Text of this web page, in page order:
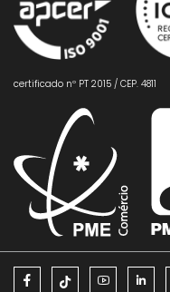
certificado nº PT 2015 / CEP. 4811